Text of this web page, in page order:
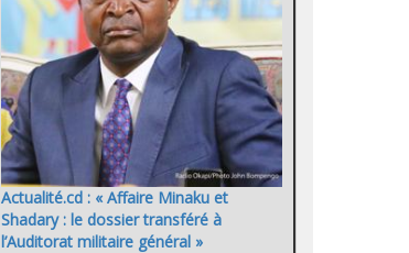
Actualité.cd : « Affaire Minaku et
Shadary : le dossier transféré à
l’Auditorat militaire général »